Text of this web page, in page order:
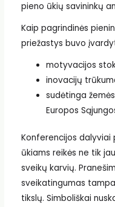
pieno ūkių savininkų
Kaip pagrindinės
priežastys buvo
motyvacijos
inovacijų
sudėtinga
Europos
Konferencijos dalyviai
ūkiams reikės ne tik
sveikų karvių.
sveikatingumas
tikslų. Simboliškai